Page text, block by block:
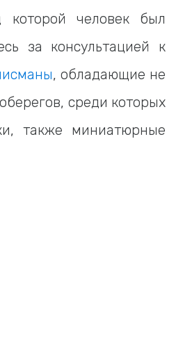
человек был
за консультацией к
, обладающие не
среди которых
также миниатюрные